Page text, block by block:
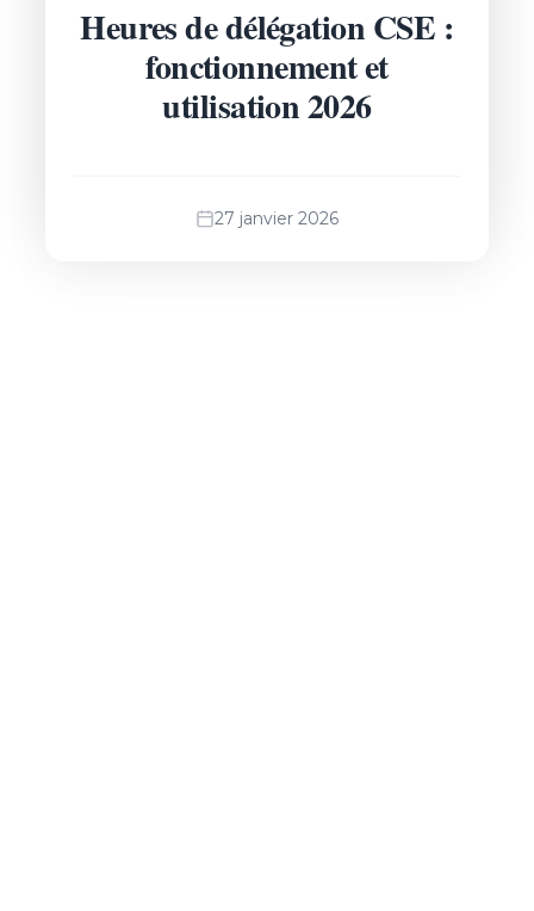
Heures de délégation CSE :
fonctionnement et
utilisation 2026
27 janvier 2026